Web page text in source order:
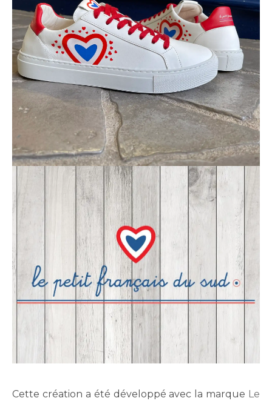
Cette création a été développé avec la marque Le